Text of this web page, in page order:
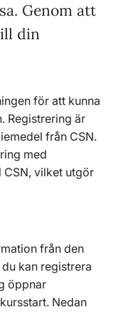
Genom att
din
för att kunna
Registrering är
från CSN.
med
vilket utgör
från den
kan registrera
öppnar
Nedan